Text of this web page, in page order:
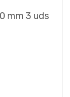
mm 3 uds